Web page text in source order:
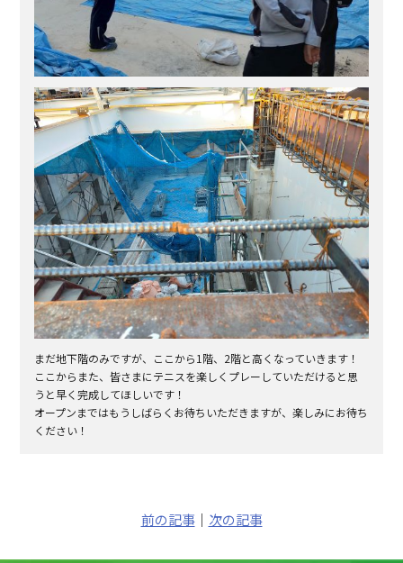
まだ地下階のみですが、ここから1階、2階と高くなっていきます！
ここからまた、皆さまにテニスを楽しくプレーしていただけると思
うと早く完成してほしいです！
オープンまではもうしばらくお待ちいただきますが、楽しみにお待ち
ください！
前の記事｜ 次の記事